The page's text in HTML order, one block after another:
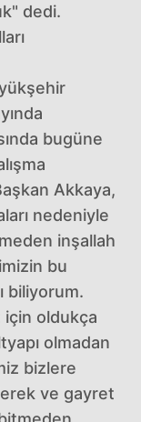
dedi.
bugüne
Akkaya,
nedeniyle
inşallah
bu
biliyorum.
için oldukça
olmadan
bizlere
ve gayret